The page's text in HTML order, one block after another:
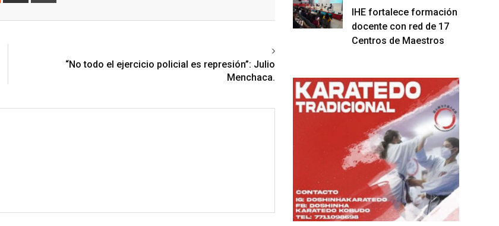
“No todo el ejercicio policial es represión”: Julio
Menchaca.
IHE fortalece formación
docente con red de 17
Centros de Maestros